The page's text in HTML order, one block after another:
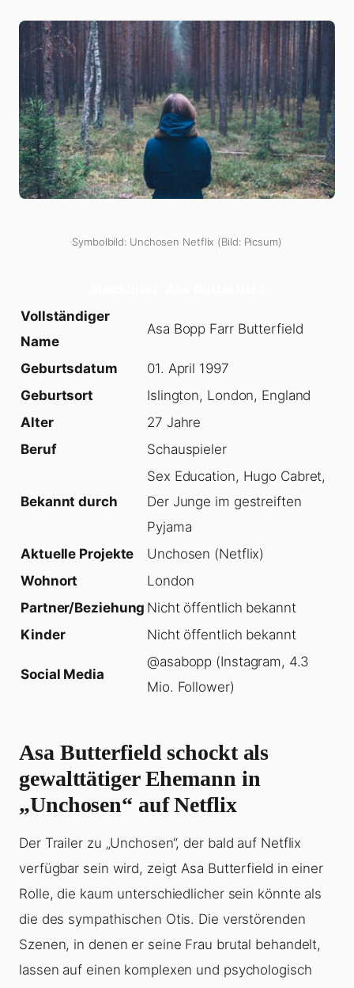
Symbolbild: Unchosen Netflix (Bild: Picsum)
Vollständiger
Name
Asa Bopp Farr Butterfield
Geburtsdatum
01. April 1997
Geburtsort
Islington, London, England
Alter
27 Jahre
Beruf
Schauspieler
Bekannt durch
Sex Education, Hugo Cabret,
Der Junge im gestreiften
Pyjama
Aktuelle Projekte
Unchosen (Netflix)
Wohnort
London
Partner/Beziehung Nicht öffentlich bekannt
Kinder
Nicht öffentlich bekannt
Social Media
@asabopp (Instagram, 4.3
Mio. Follower)
Asa Butterfield schockt als
gewalttätiger Ehemann in
„Unchosen“ auf Netflix
Der Trailer zu „Unchosen“, der bald auf Netflix
verfügbar sein wird, zeigt Asa Butterfield in einer
Rolle, die kaum unterschiedlicher sein könnte als
die des sympathischen Otis. Die verstörenden
Szenen, in denen er seine Frau brutal behandelt,
lassen auf einen komplexen und psychologisch